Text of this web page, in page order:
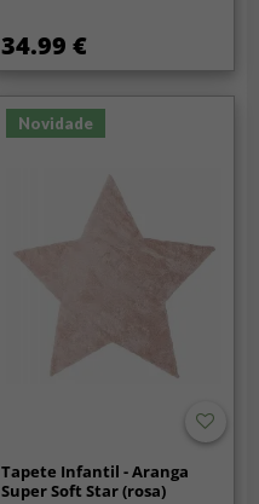
34.99 €
Novidade
Tapete Infantil - Aranga
Super Soft Star (rosa)